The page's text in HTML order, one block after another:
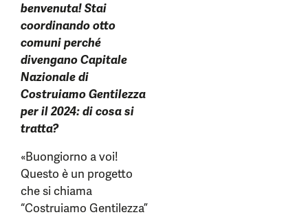
benvenuta! Stai
coordinando otto
comuni perché
divengano Capitale
Nazionale di
Costruiamo Gentilezza
per il 2024: di cosa si
tratta?
«Buongiorno a voi!
Questo è un progetto
che si chiama
“Costruiamo Gentilezza”